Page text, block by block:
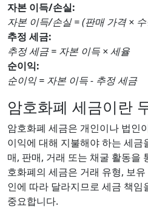
자본 이득/손실:
자본 이득/손실 = (판매 가격 ×
추정 세금:
추정 세금 = 자본 이득 × 세율
순이익:
순이익 = 자본 이득 - 추정 세금
암호화폐 세금이란
암호화폐 세금은 개인이나 법인
이익에 대해 지불해야 하는 세금
매, 판매, 거래 또는 채굴 활동을
호화폐의 세금은 거래 유형, 보
인에 따라 달라지므로 세금 책임
중요합니다.